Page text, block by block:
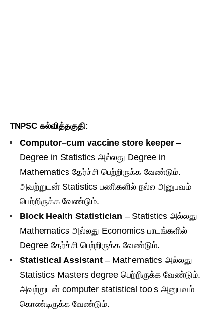
TNPSC கல்வித்தகுதி:
Computor–cum vaccine store keeper –
Degree in Statistics அல்லது Degree in
Mathematics தேர்ச்சி பெற்றிருக்க வேண்டும்.
அவற்றுடன் Statistics பணிகளில் நல்ல அனுபவம்
பெற்றிருக்க வேண்டும்.
Block Health Statistician – Statistics அல்லது
Mathematics அல்லது Economics பாடங்களில்
Degree தேர்ச்சி பெற்றிருக்க வேண்டும்.
Statistical Assistant – Mathematics அல்லது
Statistics Masters degree பெற்றிருக்க வேண்டும்.
அவற்றுடன் computer statistical tools அனுபவம்
கொண்டிருக்க வேண்டும்.